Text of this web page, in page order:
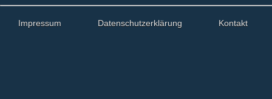
Impressum Datenschutzerklärung Kontakt